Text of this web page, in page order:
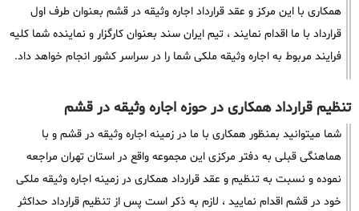
همکاری با این مرکز و عقد قرارداد اجاره وثیقه در قشم بعنوان طرف اول
قرارداد با ما اقدام نمایند ، تیم ایران سند بعنوان کارگزار و نماینده شما کلیه
فرایند مربوط به اجاره وثیقه ملکی شما را در سراسر کشور انجام خواهد داد.
تنظیم قرارداد همکاری در حوزه اجاره وثیقه در قشم
شما میتوانید بمنظور همکاری با ما در زمینه اجاره وثیقه در قشم و با
هماهنگی قبلی به دفتر مرکزی این مجموعه واقع در استان تهران مراجعه
نموده و نسبت به تنظیم و عقد قرارداد همکاری در زمینه اجاره وثیقه ملکی
خود در قشم اقدام نمایید ، لازم به ذکر است پس از تنظیم قرارداد حداکثر